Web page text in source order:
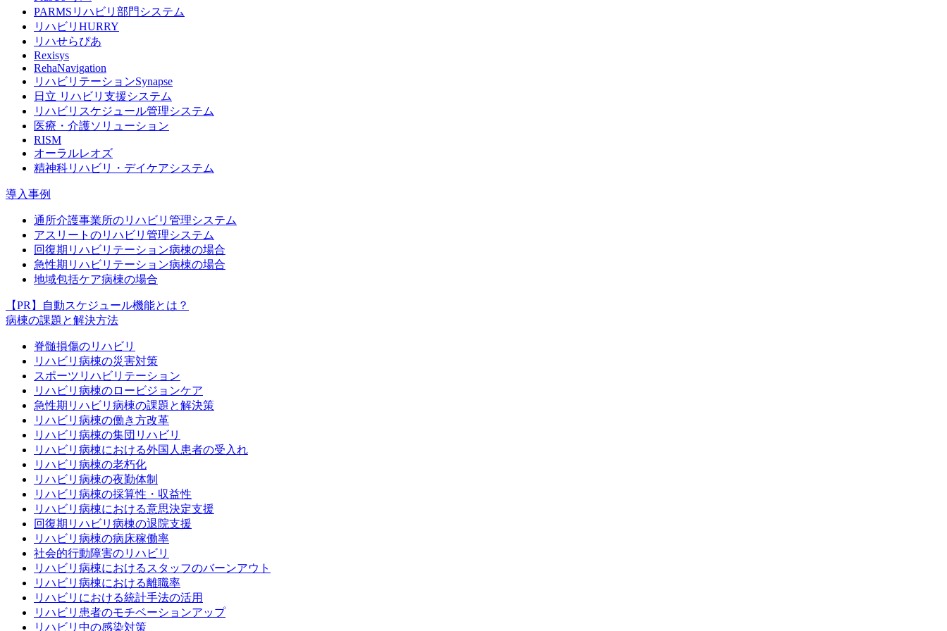
PARMSリハビリ部門システム
リハビリHURRY
リハせらぴあ
Rexisys
RehaNavigation
リハビリテーションSynapse
日立 リハビリ支援システム
リハビリスケジュール管理システム
医療・介護ソリューション
RISM
オーラルレオズ
精神科リハビリ・デイケアシステム
導入事例
通所介護事業所のリハビリ管理システム
アスリートのリハビリ管理システム
回復期リハビリテーション病棟の場合
急性期リハビリテーション病棟の場合
地域包括ケア病棟の場合
【PR】自動スケジュール機能とは？
病棟の課題と解決方法
脊髄損傷のリハビリ
リハビリ病棟の災害対策
スポーツリハビリテーション
リハビリ病棟のロービジョンケア
急性期リハビリ病棟の課題と解決策
リハビリ病棟の働き方改革
リハビリ病棟の集団リハビリ
リハビリ病棟における外国人患者の受入れ
リハビリ病棟の老朽化
リハビリ病棟の夜勤体制
リハビリ病棟の採算性・収益性
リハビリ病棟における意思決定支援
回復期リハビリ病棟の退院支援
リハビリ病棟の病床稼働率
社会的行動障害のリハビリ
リハビリ病棟におけるスタッフのバーンアウト
リハビリ病棟における離職率
リハビリにおける統計手法の活用
リハビリ患者のモチベーションアップ
リハビリ中の感染対策